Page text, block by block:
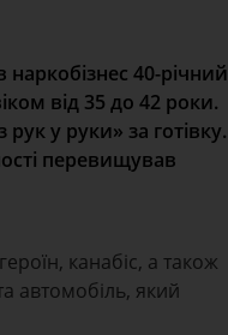
40-річний
від 35 до 42 роки.
у руки» за готівку.
перевищував
канабіс, а також
автомобіль, який